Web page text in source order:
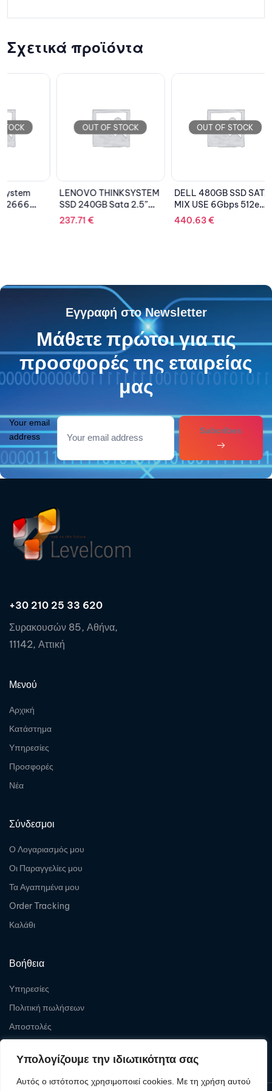
Υπολογίζουμε την ιδιωτικότητα σας
Αυτός ο ιστότοπος χρησιμοποιεί cookies. Με τη χρήση αυτού
Σχετικά προϊόντα
OUT OF STOCK
LENOVO THINKSYSTEM
SSD 240GB Sata 2.5”
Hot-Swap 6Gbps
OUT OF STOCK
DELL 480GB SSD SATA
MIX USE 6Gbps 512e
3.5” HYBRID 14G
DELL
6Gbps
Εγγραφή στο Newsletter
Μάθετε πρώτοι για τις
προσφορές της εταιρείας
μας
Your email
address
Subcribes
+30 210 25 33 620
Συρακουσών 85, Αθήνα,
11142, Αττική
Μενού
Αρχική
Κατάστημα
Υπηρεσίες
Προσφορές
Νέα
Σύνδεσμοι
Ο Λογαριασμός μου
Οι Παραγγελίες μου
Τα Αγαπημένα μου
Order Tracking
Καλάθι
Βοήθεια
Υπηρεσίες
Πολιτική πωλήσεων
Αποστολές